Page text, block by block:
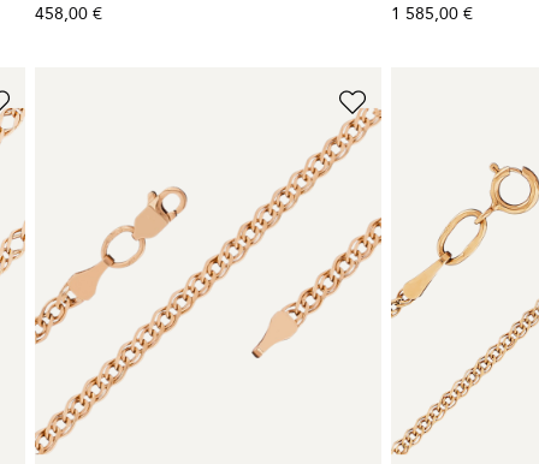
458,00 € 1 585,00 €